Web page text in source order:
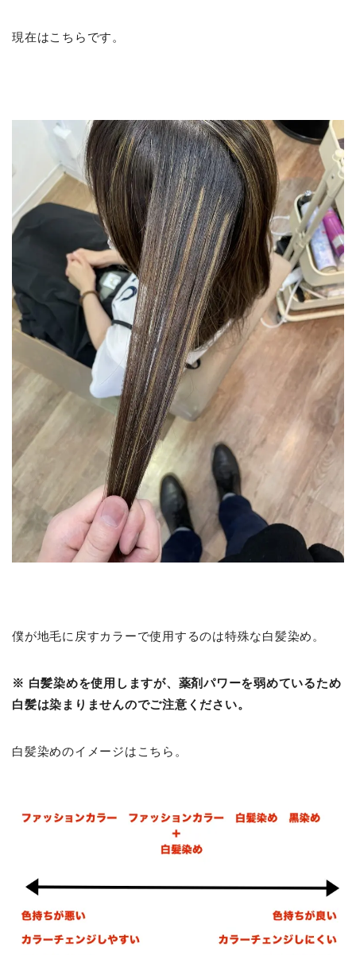
現在はこちらです。
僕が地毛に戻すカラーで使用するのは特殊な白髪染め。
※ 白髪染めを使用しますが、薬剤パワーを弱めているため
白髪は染まりませんのでご注意ください。
白髪染めのイメージはこちら。